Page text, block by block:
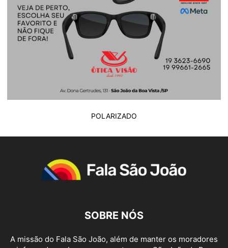
POLARIZADO
SOBRE NÓS
A missão do Fala São João, além de manter os moradores